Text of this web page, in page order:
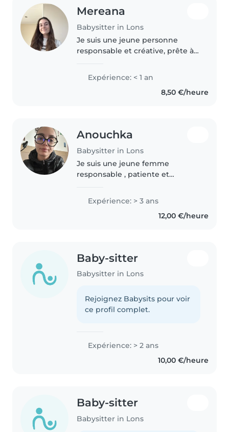
Mereana
Babysitter in Lons
Je suis une jeune personne
responsable et créative, prête à
enthousiasme et bienveillance.
Je suis en classe de Première et
j'ai suivi une formation..
Expérience: < 1 an
8,50 €/heure
Anouchka
Babysitter in Lons
Je suis une jeune femme
responsable , patiente et
ans (j'ai garder des enfants de
toutes âge). Je suis en Terminale
Expérience: > 3 ans
12,00 €/heure
Baby-sitter
Babysitter in Lons
Rejoignez Babysits pour voir
ce profil complet.
Expérience: > 2 ans
10,00 €/heure
Baby-sitter
Babysitter in Lons